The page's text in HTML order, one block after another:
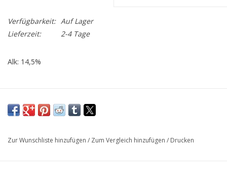
Verfügbarkeit: Auf Lager
Lieferzeit:
2-4 Tage
Alk: 14,5%
Zur Wunschliste hinzufügen / Zum Vergleich hinzufügen / Drucken